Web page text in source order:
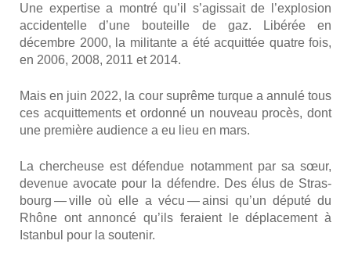
Une exper­tise a mon­tré qu’il s’a­gis­sait de l’ex­plo­sion
acci­den­telle d’une bou­teille de gaz. Libé­rée en
décembre 2000, la mili­tante a été acquit­tée quatre fois,
en 2006, 2008, 2011 et 2014.
Mais en juin 2022, la cour suprême turque a annu­lé tous
ces acquit­te­ments et ordon­né un nou­veau pro­cès, dont
une pre­mière audience a eu lieu en mars.
La cher­cheuse est défen­due notam­ment par sa sœur,
deve­nue avo­cate pour la défendre. Des élus de Stras­
bourg — ville où elle a vécu — ain­si qu’un dépu­té du
Rhône ont annon­cé qu’ils feraient le dépla­ce­ment à
Istan­bul pour la sou­te­nir.